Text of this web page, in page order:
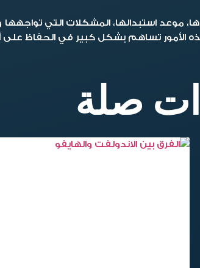
موعد استبدالها، المشكلات التي
الأمور تساهم بشكل كبير في الحفاظ
صلة